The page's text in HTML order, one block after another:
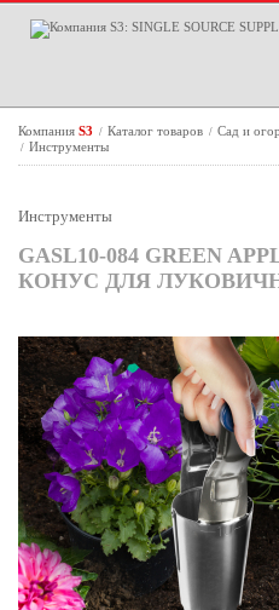
Компания S3 / Каталог товаров / Сад и
/ Инструменты
Инструменты
GASL10-084 GREEN
КОНУС ДЛЯ